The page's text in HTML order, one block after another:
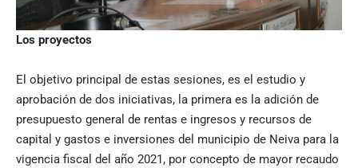
Los proyectos
El objetivo principal de estas sesiones, es el estudio y
aprobación de dos iniciativas, la primera es la adición de
presupuesto general de rentas e ingresos y recursos de
capital y gastos e inversiones del municipio de Neiva para la
vigencia fiscal del año 2021, por concepto de mayor recaudo